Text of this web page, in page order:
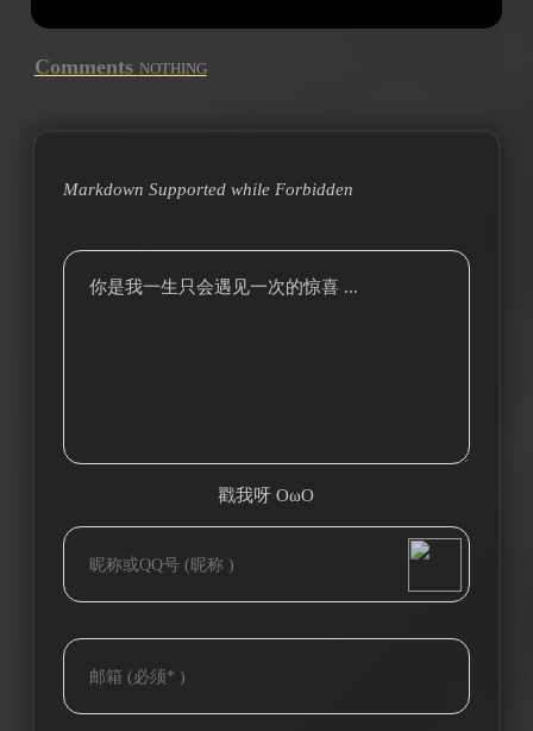
Comments NOTHING
Markdown Supported whileForbidden
你是我一生只会遇见一次的惊喜 ...
戳我呀 OωO
Tieba